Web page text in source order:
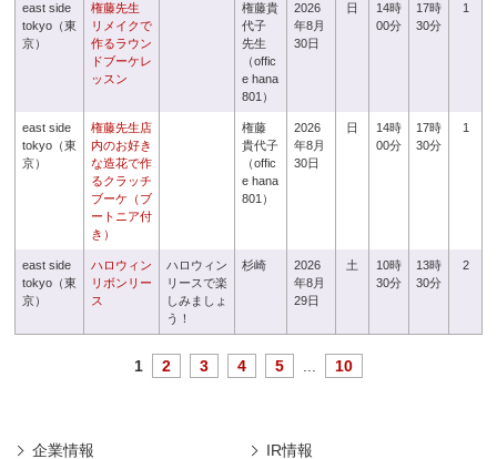
east side
tokyo（東
京）
権藤先生
リメイクで
作るラウン
ドブーケレ
ッスン
権藤貴
代子
先生
（offic
e hana
801）
2026
年8月
30日
日
14時
00分
17時
30分
1
east side
tokyo（東
京）
権藤先生店
内のお好き
な造花で作
るクラッチ
ブーケ（ブ
ートニア付
き）
権藤
貴代子
（offic
e hana
801）
2026
年8月
30日
日
14時
00分
17時
30分
1
east side
tokyo（東
京）
ハロウィン
リボンリー
ス
ハロウィン
リースで楽
しみましょ
う！
杉崎
2026
年8月
29日
土
10時
30分
13時
30分
2
1 2 3 4 5 10
企業情報 IR情報